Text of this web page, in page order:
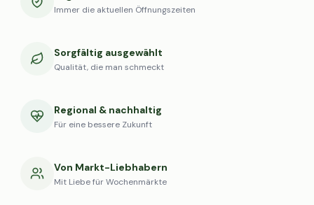
Immer die aktuellen Öffnungszeiten
Sorgfältig ausgewählt
Qualität, die man schmeckt
Regional & nachhaltig
Für eine bessere Zukunft
Von Markt-Liebhabern
Mit Liebe für Wochenmärkte